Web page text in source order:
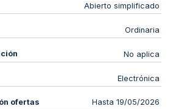
Abierto simplificado
Ordinaria
No aplica
Electrónica
ofertas Hasta 19/05/2026